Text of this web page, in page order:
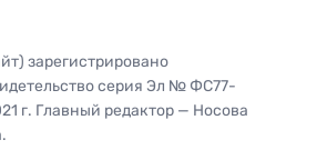
зарегистрировано
серия Эл № ФС77-
г. Главный редактор — Носова